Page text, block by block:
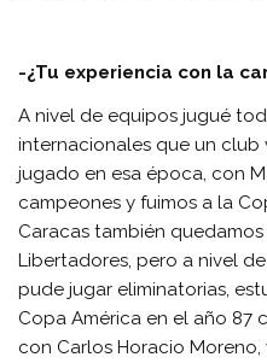
-¿Tu experiencia con la
A nivel de equipos jugué
internacionales que un
jugado en esa época, con
campeones y fuimos a la
Caracas también
Libertadores, pero a nivel
pude jugar eliminatorias,
Copa América en el año 87
con Carlos Horacio Moreno,